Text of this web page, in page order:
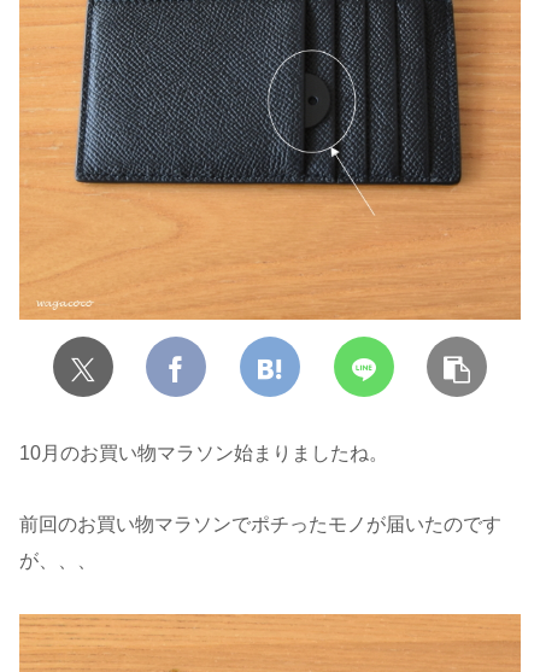
10月のお買い物マラソン始まりましたね。
前回のお買い物マラソンでポチったモノが届いたのです
が、、、